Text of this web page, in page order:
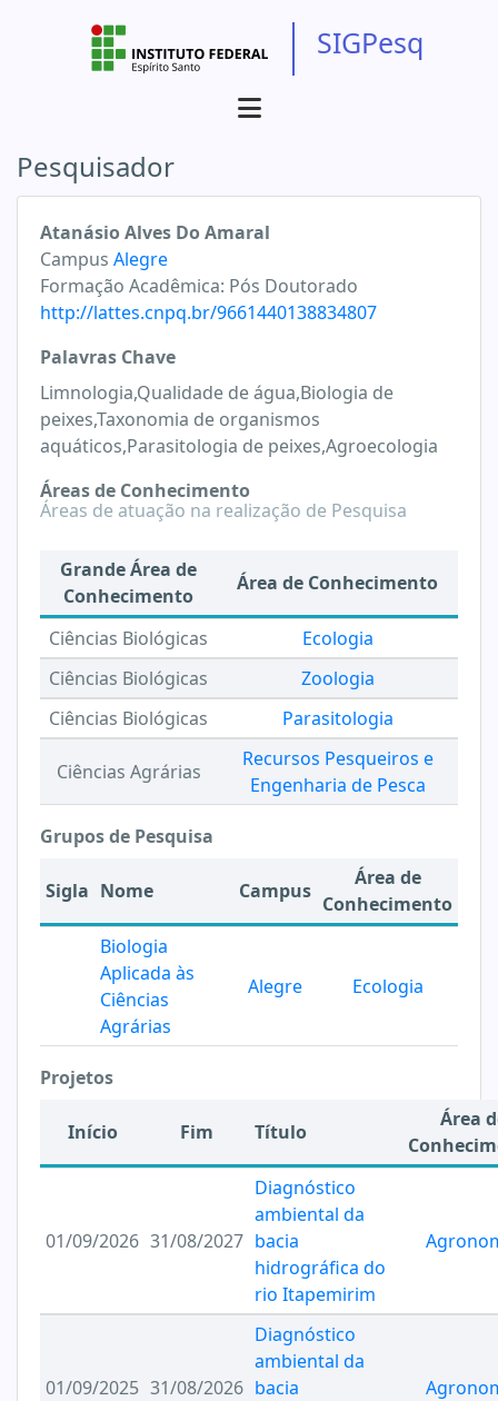
SIGPesq
Pesquisador
Atanásio Alves Do Amaral
Campus Alegre
Formação Acadêmica: Pós Doutorado
http://lattes.cnpq.br/9661440138834807
Palavras Chave
Limnologia,Qualidade de água,Biologia de
peixes,Taxonomia de organismos
aquáticos,Parasitologia de peixes,Agroecologia
Áreas de Conhecimento
Áreas de atuação na realização de Pesquisa
Grande Área de
Conhecimento
Área de Conhecimento
Ciências Biológicas
Ecologia
Ciências Biológicas
Zoologia
Ciências Biológicas
Parasitologia
Ciências Agrárias
Recursos Pesqueiros e
Engenharia de Pesca
Grupos de Pesquisa
Sigla Nome Campus
Área de
Conhecimento
Biologia
Aplicada às
Ciências
Agrárias
Alegre Ecologia
Projetos
Início Fim Título
Área
01/09/2026 31/08/2027
Diagnóstico
ambiental da
bacia
hidrográfica do
rio Itapemirim
01/09/2025 31/08/2026
Diagnóstico
ambiental da
bacia